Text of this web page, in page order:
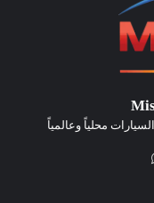
محلياً وعالمياً